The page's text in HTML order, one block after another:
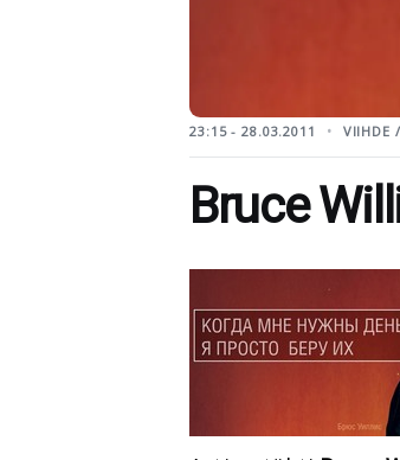
23:15 - 28.03.2011 VIIHDE /
Bruce